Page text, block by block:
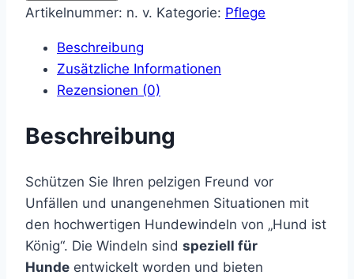
Artikelnummer: n. v. Kategorie: Pflege
Beschreibung
Zusätzliche Informationen
Rezensionen (0)
Beschreibung
Schützen Sie Ihren pelzigen Freund vor
Unfällen und unangenehmen Situationen mit
den hochwertigen Hundewindeln von „Hund ist
König“. Die Windeln sind speziell für
Hunde entwickelt worden und bieten